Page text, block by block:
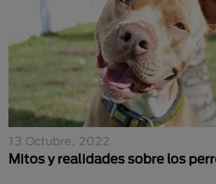
13 Octubre, 2022
Mitos y realidades sobre los